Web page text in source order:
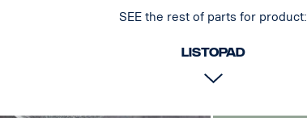
SEE the rest of parts for product:
Listopad